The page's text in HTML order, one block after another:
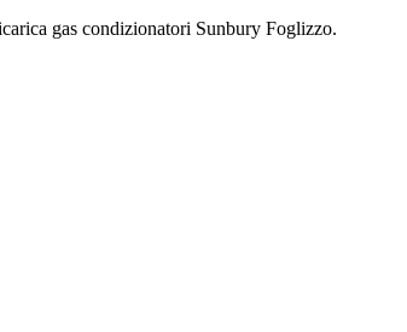
gas condizionatori Sunbury Foglizzo.